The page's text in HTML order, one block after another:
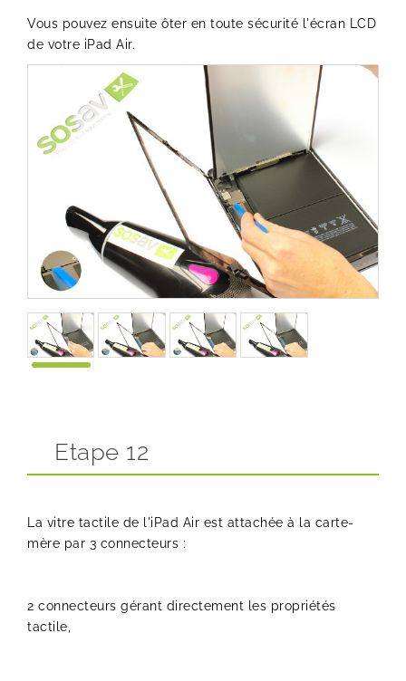
Vous pouvez ensuite ôter en toute sécurité l'écran LCD
de votre iPad Air.
Etape 12
La vitre tactile de l'iPad Air est attachée à la carte-
mère par 3 connecteurs :
2 connecteurs gérant directement les propriétés
tactile,